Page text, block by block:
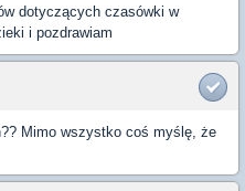
dotyczących czasówki w
i pozdrawiam
Mimo wszystko coś myślę, że